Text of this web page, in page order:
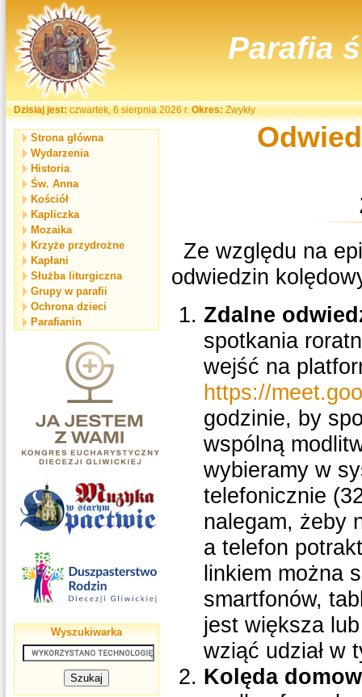
Parafia
Dzisiaj jest:czwartek, 6 sierpnia 2026 r.Okres:Zwykły
Strona główna
Wydarzenia
Historia
Św. Anna
Kościół
Kapliczka
Mozaika
Krzyże przydrożne
Kapłani
Służba liturgiczna
Grupy w parafii
Ochrona dzieci
Parafianin
Wyszukiwarka
Ze względu na
odwiedzin
Zdalne
spotkania
wejść na
https://
godzinie, by
wspólną
wybieramy w
telefonicznie
nalegam, żeby
a telefon
linkiem można
smartfonów,
jest większa
wziąć udział w
Kolęda